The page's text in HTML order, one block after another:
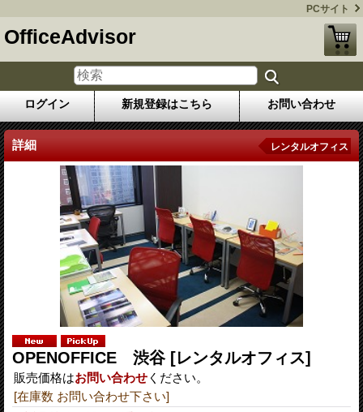
PCサイト
OfficeAdvisor
ログイン 新規登録はこちら お問い合わせ
詳細 レンタルオフィス
OPENOFFICE 渋谷 [レンタルオフィス]
販売価格はお問い合わせ ください。
[在庫数 お問い合わせ下さい]